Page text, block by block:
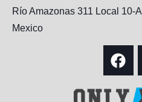
Río Amazonas 311 Local 10-
Mexico